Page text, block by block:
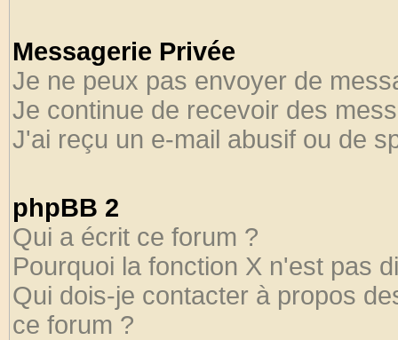
Messagerie Privée
Je ne peux pas envoyer de
Je continue de recevoir des
J'ai reçu un e-mail abusif ou de
phpBB 2
Qui a écrit ce forum ?
Pourquoi la fonction X n'est pas
Qui dois-je contacter à propos
ce forum ?